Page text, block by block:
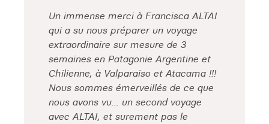
Un immense merci à Francisca ALTAI
qui a su nous préparer un voyage
extraordinaire sur mesure de 3
semaines en Patagonie Argentine et
Chilienne, à Valparaiso et Atacama !!!
Nous sommes émerveillés de ce que
nous avons vu... un second voyage
avec ALTAI, et surement pas le